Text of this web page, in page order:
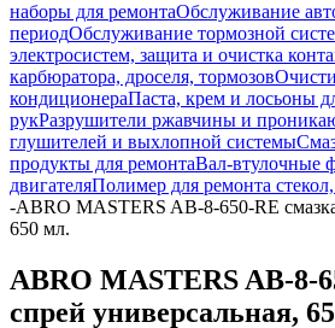
наборы для ремонтаОбслуживание
периодОбслуживание тормозной
электросистем, защита и очистка
карбюратора, дроселя, тормозов
кондиционераПаста, крем и лосьоны
рукРазрушители ржавчины и
глушителей и выхлопной системы
продукты для ремонтаВал-втулочные
двигателяПолимер для ремонта
-ABRO MASTERS AB-8-650-RE
650 мл.
ABRO MASTERS AB-8-
спрей универсальная,